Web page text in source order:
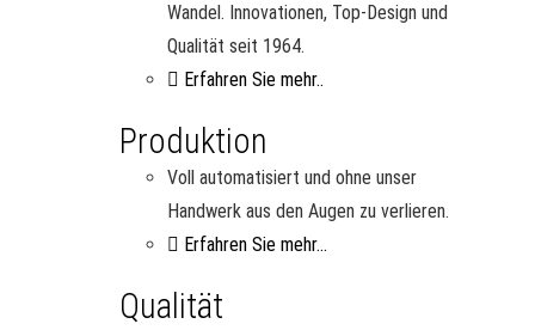
Wandel. Innovationen, Top-Design und
Qualität seit 1964.
Erfahren Sie mehr..
Produktion
Voll automatisiert und ohne unser
Handwerk aus den Augen zu verlieren.
Erfahren Sie mehr...
Qualität